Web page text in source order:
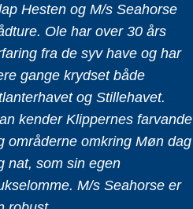
Hesten og M/s Seahorse
Ole har over 30 års
fra de syv have og har
gange krydset både
og Stillehavet.
kender Klippernes farvande
områderne omkring Møn dag
nat, som sin egen
M/s Seahorse er